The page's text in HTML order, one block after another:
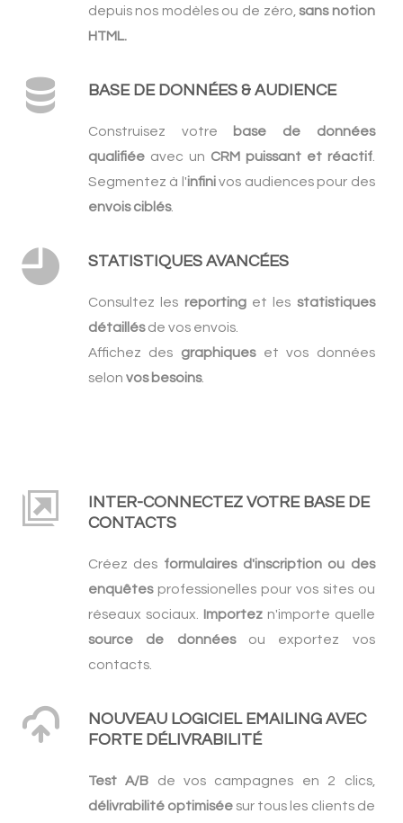
depuis nos modèles ou de zéro,sans notion
HTML.
BASE DE DONNÉES & AUDIENCE
Construisez votre
base de données
qualifiéeavec un CRM puissant et réactif.
Segmentez à l'infinivos audiences pour des
envois ciblés.
STATISTIQUES AVANCÉES
Consultez les reportinget les statistiques
détaillésde vos envois.
Affichez des graphiqueset vos données
selon vos besoins.
INTER-CONNECTEZ VOTRE BASE DE
CONTACTS
Créez des formulaires d'inscription ou des
enquêtesprofessionelles pour vos sites ou
réseaux sociaux. Importezn'importe quelle
source de donnéesou exportez vos
contacts.
NOUVEAU LOGICIEL EMAILING AVEC
FORTE DÉLIVRABILITÉ
Test A/B de vos campagnes en 2 clics,
délivrabilité optimiséesur tous les clients de